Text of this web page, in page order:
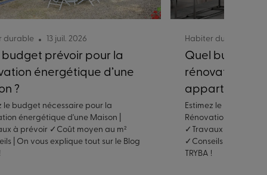
durable 13 juil. 2026
budget prévoir pour la
énergétique d’une
?
le budget nécessaire pour la
énergétique d'une Maison |
à prévoir ✓Coût moyen au m²
| On vous explique tout sur le Blog
Habiter durable
Quel budget
rénovation
appartement ?
Estimez le budget
Rénovation
✓Travaux à prévoir
✓Conseils | On vous
TRYBA !